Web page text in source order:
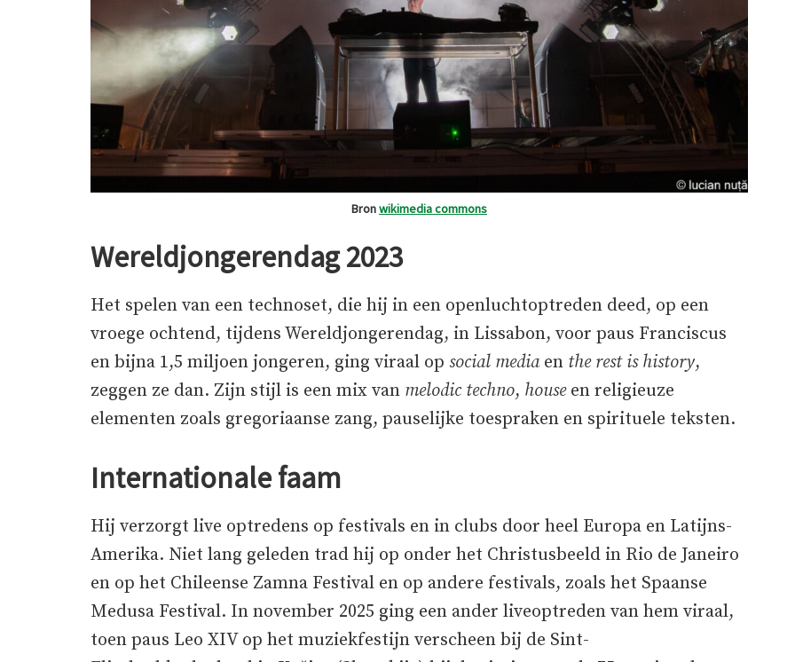
Bronwikimedia commons
Wereldjongerendag 2023
Het spelen van een technoset, die hij in een openluchtoptreden deed, op een
vroege ochtend, tijdens Wereldjongerendag, in Lissabon, voor paus Franciscus
en bijna 1,5 miljoen jongeren, ging viraal op social mediaen the rest is history,
zeggen ze dan. Zijn stijl is een mix van melodic techno, house en religieuze
elementen zoals gregoriaanse zang, pauselijke toespraken en spirituele teksten.
Internationale faam
Hij verzorgt live optredens op festivals en in clubs door heel Europa en Latijns-
Amerika. Niet lang geleden trad hij op onder het Christusbeeld in Rio de Janeiro
en op het Chileense Zamna Festival en op andere festivals, zoals het Spaanse
Medusa Festival. In november 2025 ging een ander liveoptreden van hem viraal,
toen paus Leo XIV op het muziekfestijn verscheen bij de Sint-